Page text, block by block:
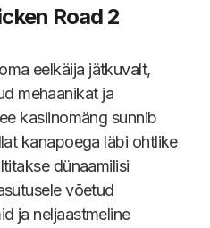
Road 2
eelkäija jätkuvalt,
mehaanikat ja
kasiinomäng sunnib
kanapoega läbi ohtlike
dünaamilisi
võetud
ja neljaastmeline